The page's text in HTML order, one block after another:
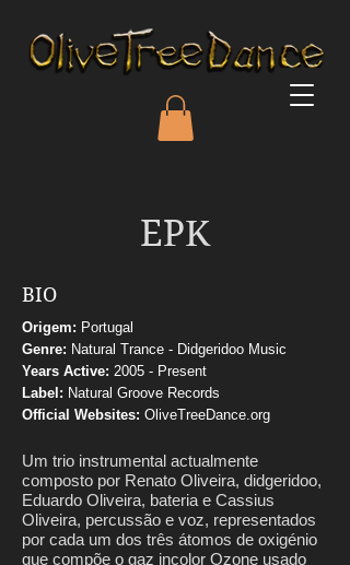
EPK
BIO
Origem: Portugal
Genre: Natural Trance - Didgeridoo Music
Years Active: 2005 - Present
Label: Natural Groove Records
Official Websites: OliveTreeDance.org
Um trio instrumental actualmente
composto por Renato Oliveira, didgeridoo,
Eduardo Oliveira, bateria e Cassius
Oliveira, percussão e voz, representados
por cada um dos três átomos de oxigénio
que compõe o gaz incolor Ozone usado